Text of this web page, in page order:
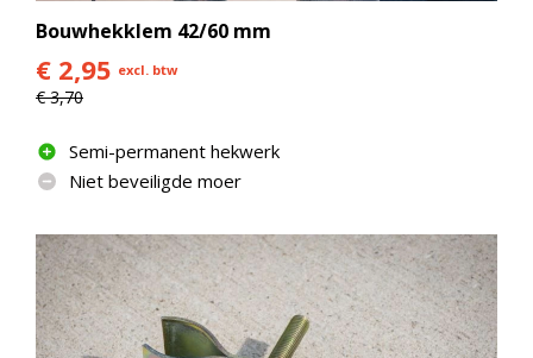
Bouwhekklem 42/60 mm
€ 2,95 excl. btw
€ 3,70
Semi-permanent hekwerk
Niet beveiligde moer